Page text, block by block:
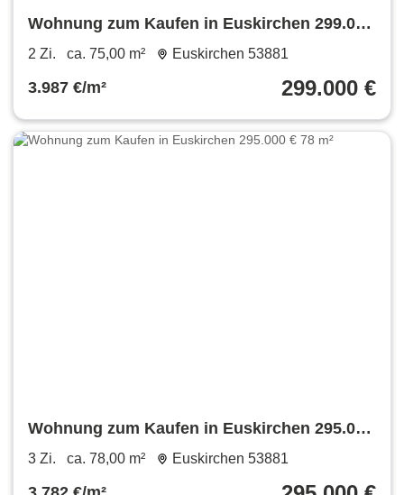
Wohnung zum Kaufen in Euskirchen 299.000
€ 75 m²
2 Zi. ca. 75,00 m² Euskirchen 53881
3.987 €/m² 299.000 €
Wohnung zum Kaufen in Euskirchen 295.000
€ 78 m²
3 Zi. ca. 78,00 m² Euskirchen 53881